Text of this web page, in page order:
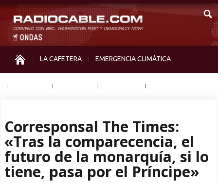
LA CAFETERA EMERGENCIA CLIMÁTICA
Corresponsal The Times:
«Tras la comparecencia, el
futuro de la monarquía, si lo
tiene, pasa por el Príncipe»